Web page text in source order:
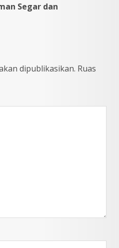
Segar dan
dipublikasikan. Ruas